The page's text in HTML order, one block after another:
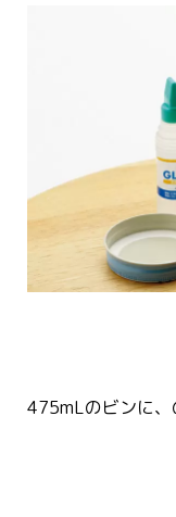
475mLのビンに